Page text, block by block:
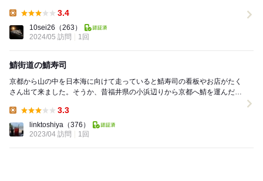
3.4
10sei26 （263）
2024/05 訪問
1回
鯖街道の鯖寿司
京都から山の中を日本海に向けて走っていると鯖寿司の看板やお店がたく
さん出て来ました。そうか、昔福井県の小浜辺りから京都へ鯖を運んだ道
3.3
linktoshiya （376）
2023/04 訪問
1回